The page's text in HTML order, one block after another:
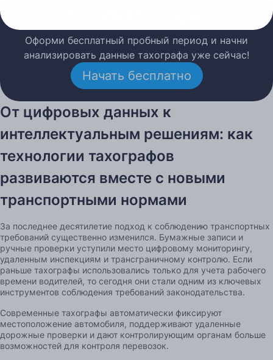
Оформи бесплатный пробный период и начни
анализировать данные тахографа уже сейчас!
Начать бесплатно
От цифровых данных к
интеллектуальным решениям: как
технологии тахографов
развиваются вместе с новыми
транспортными нормами
За последнее десятилетие подход к соблюдению транспортных
требований существенно изменился. Бумажные записи и
ручные проверки уступили место цифровому мониторингу,
удаленным инспекциям и трансграничному контролю. Если
раньше тахографы использовались только для учета рабочего
времени водителей, то сегодня они стали одним из ключевых
инструментов соблюдения требований законодательства.
Современные тахографы автоматически фиксируют
местоположение автомобиля, поддерживают удаленные
дорожные проверки и дают контролирующим органам больше
возможностей для контроля перевозок.